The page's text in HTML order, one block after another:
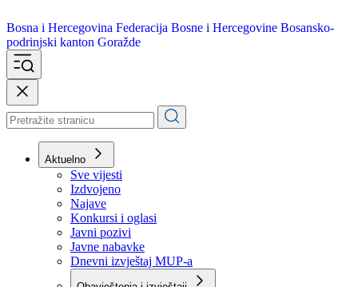
Bosna i Hercegovina
podrinjski kanton Goražde
Aktuelno
Sve vijesti
Izdvojeno
Najave
Konkursi i oglasi
Javni pozivi